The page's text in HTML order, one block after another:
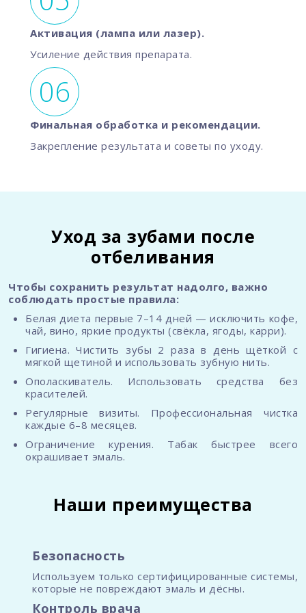
Активация (лампа или лазер).
Усиление действия препарата.
Финальная обработка и рекомендации.
Закрепление результата и советы по уходу.
Уход за зубами после
отбеливания
Чтобы сохранить результат надолго, важно
соблюдать простые правила:
Белая диета первые 7–14 дней — исключить кофе,
чай, вино, яркие продукты (свёкла, ягоды, карри).
Гигиена. Чистить зубы 2 раза в день щёткой с
мягкой щетиной и использовать зубную нить.
Ополаскиватель. Использовать средства без
красителей.
Регулярные визиты. Профессиональная чистка
каждые 6–8 месяцев.
Ограничение курения. Табак быстрее всего
окрашивает эмаль.
Наши преимущества
Безопасность
Используем только сертифицированные системы,
которые не повреждают эмаль и дёсны.
Контроль врача